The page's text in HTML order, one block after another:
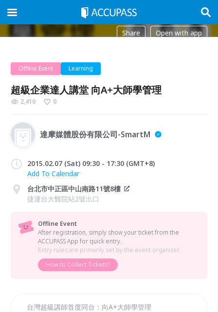
Share Open with app
Offline Event Learning
超級企業達人講堂 向A+大師學管理
2,410 0
達摩媒體股份有限公司-SmartM
2015.02.07 (Sat) 09:30 - 17:30 (GMT+8)
Add To Calendar
台北市中正區中山南路11號8樓
捷運台大醫院站2號出口
Offline Event
After registration, simply show your ticket from the
ACCUPASS App for quick entry.
Entry rules are primarily set by the event organizer.
How to Collect Tickets?
台灣超級講師首度同台：向A+大師學管理